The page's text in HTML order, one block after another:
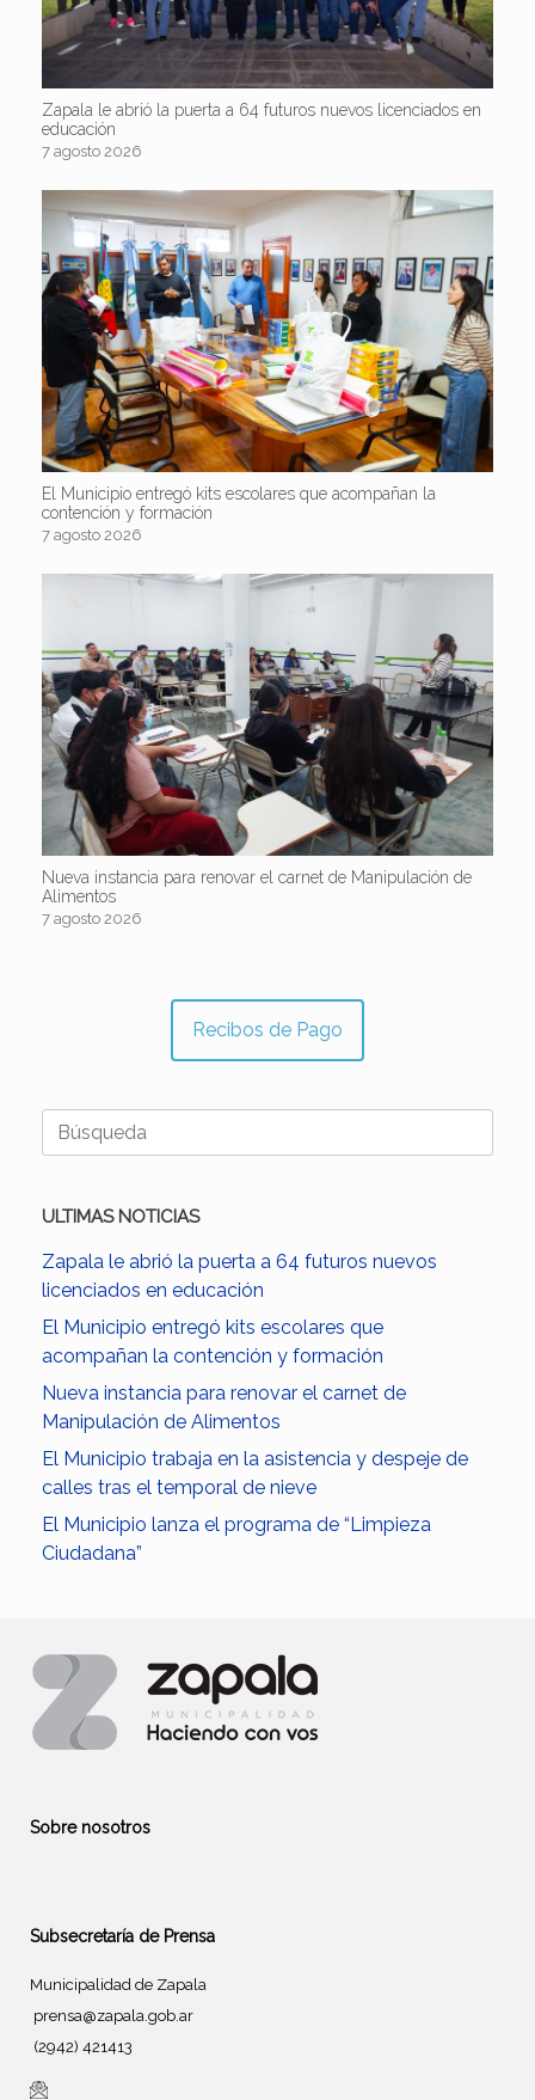
Zapala le abrió la puerta a 64 futuros nuevos licenciados en
educación
7 agosto 2026
El Municipio entregó kits escolares que acompañan la
contención y formación
7 agosto 2026
Nueva instancia para renovar el carnet de Manipulación de
Alimentos
7 agosto 2026
Recibos de Pago
Buscar:
ULTIMAS NOTICIAS
Zapala le abrió la puerta a 64 futuros nuevos
licenciados en educación
El Municipio entregó kits escolares que
acompañan la contención y formación
Nueva instancia para renovar el carnet de
Manipulación de Alimentos
El Municipio trabaja en la asistencia y despeje de
calles tras el temporal de nieve
El Municipio lanza el programa de “Limpieza
Ciudadana”
Sobre nosotros
Subsecretaría de Prensa
Municipalidad de Zapala
prensa@zapala.gob.ar
(2942) 421413